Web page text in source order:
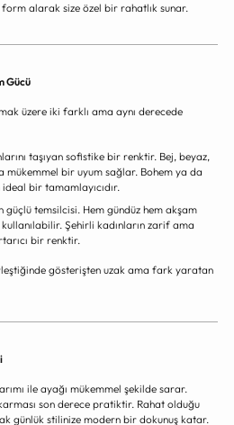
form alarak size özel bir rahatlık sunar.
Gücü
üzere iki farklı ama aynı derecede
taşıyan sofistike bir renktir. Bej, beyaz,
mükemmel bir uyum sağlar. Bohem ya da
bir tamamlayıcıdır.
güçlü temsilcisi. Hem gündüz hem akşam
Şehirli kadınların zarif ama
bir renktir.
gösterişten uzak ama fark yaratan
ile ayağı mükemmel şekilde sarar.
son derece pratiktir. Rahat olduğu
günlük stilinize modern bir dokunuş katar.